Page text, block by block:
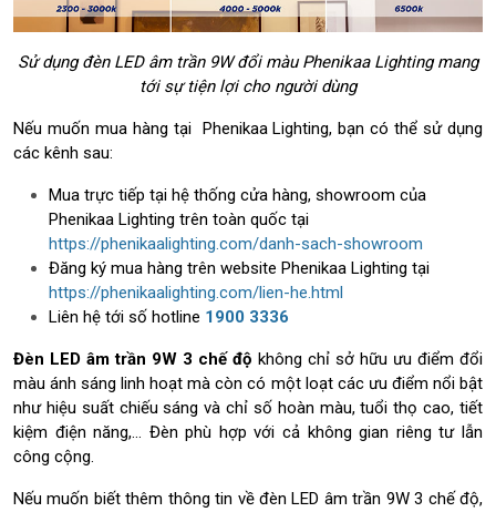
Sử dụng đèn LED âm trần 9W đổi màu Phenikaa Lighting mang
tới sự tiện lợi cho người dùng
Nếu muốn mua hàng tại Phenikaa Lighting, bạn có thể sử dụng
các kênh sau:
Mua trực tiếp tại hệ thống cửa hàng, showroom của
Phenikaa Lighting trên toàn quốc tại
https://phenikaalighting.com/danh-sach-showroom
Đăng ký mua hàng trên website Phenikaa Lighting tại
https://phenikaalighting.com/lien-he.html
Liên hệ tới số hotline 1900 3336
Đèn LED âm trần 9W 3 chế độ không chỉ sở hữu ưu điểm đổi
màu ánh sáng linh hoạt mà còn có một loạt các ưu điểm nổi bật
như hiệu suất chiếu sáng và chỉ số hoàn màu, tuổi thọ cao, tiết
kiệm điện năng,… Đèn phù hợp với cả không gian riêng tư lẫn
công cộng.
Nếu muốn biết thêm thông tin về đèn LED âm trần 9W 3 chế độ,